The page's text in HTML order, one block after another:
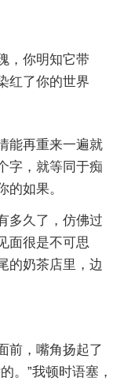
，你明知它带
红了你的世界
能再重来一遍就
字，就等同于痴
的如果。
多久了，仿佛过
面很是不可思
的奶茶店里，边
前，嘴角扬起了
。”我顿时语塞，